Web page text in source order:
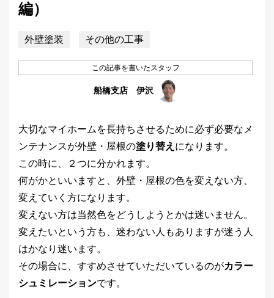
編）
外壁塗装 その他の工事
この記事を書いたスタッフ
船橋支店 伊沢
大切なマイホームを長持ちさせるために必ず必要なメ
ンテナンスが外壁・屋根の塗り替え になります。
この時に、２つに分かれます。
何がかといいますと、外壁・屋根の色を変えない方、
変えていく方になります。
変えない方は当然色をどうしようとかは迷いません。
変えたいという方も、迷わない人もありますが迷う人
はかなり迷います。
その場合に、すすめさせていただいているのがカラー
シュミレーションです。